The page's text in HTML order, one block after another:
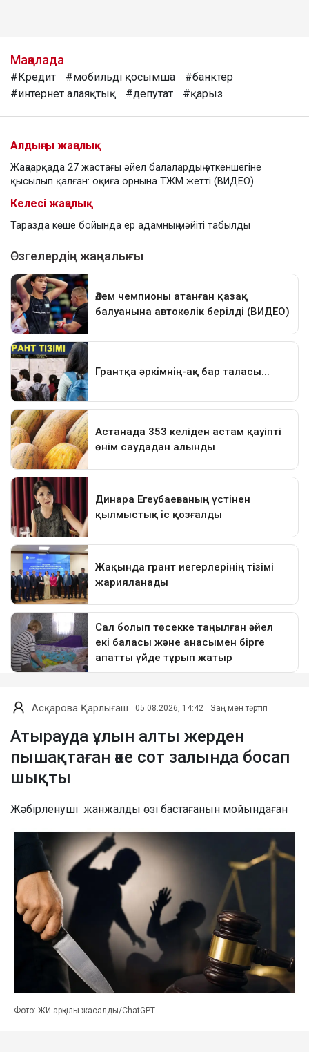
Мақалада
#Кредит #мобильді қосымша
#банктер
#интернет алаяқтық
#депутат #қарыз
Алдыңғы жаңалық
Жаңаарқада 27 жастағы әйел балалардың әткеншегіне
қысылып қалған: оқиға орнына ТЖМ жетті (ВИДЕО)
Келесі жаңалық
Таразда көше бойында ер адамның мәйіті табылды
Асқарова Қарлығаш 05.08.2026, 14:42 Заң мен тәртіп
Атырауда ұлын алты жерден
пышақтаған әке сот залында босап
шықты
Жәбірленуші жанжалды өзі бастағанын мойындаған
Фото: ЖИ арқылы жасалды/ChatGPT